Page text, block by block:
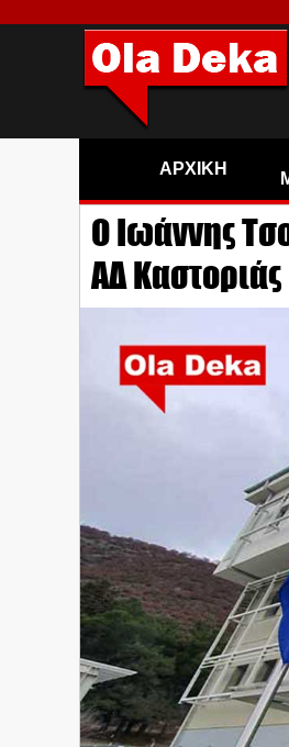
ΑΡΧΙΚΗ
Ο Ιωάννης
ΑΔ Καστοριάς